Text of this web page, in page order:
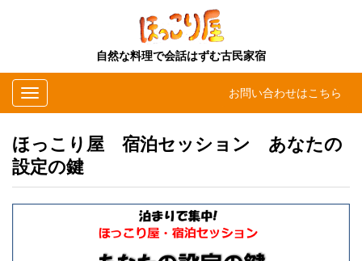
自然な料理で会話はずむ古民家宿
Toggle
navigation
お問い合わせはこちら
ほっこり屋 宿泊セッション あなたの
設定の鍵